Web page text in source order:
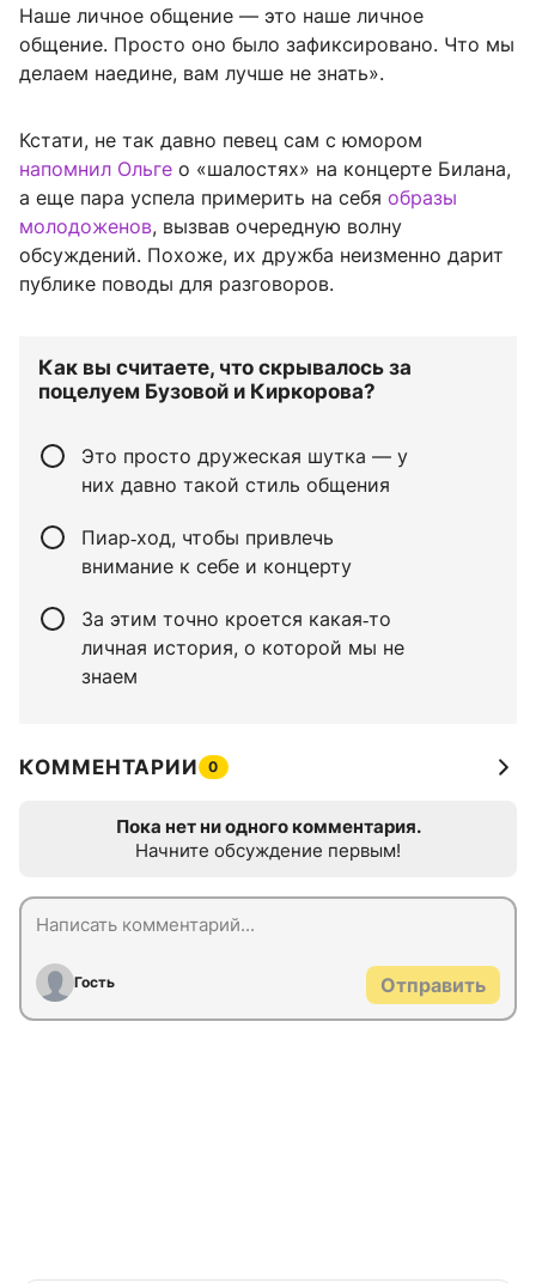
Наше личное общение — это наше личное
общение. Просто оно было зафиксировано. Что мы
делаем наедине, вам лучше не знать».
Кстати, не так давно певец сам с юмором
напомнил Ольге о «шалостях» на концерте Билана,
а еще пара успела примерить на себя образы
молодоженов, вызвав очередную волну
обсуждений. Похоже, их дружба неизменно дарит
публике поводы для разговоров.
Как вы считаете, что скрывалось за
поцелуем Бузовой и Киркорова?
Это просто дружеская шутка — у
них давно такой стиль общения
Пиар‑ход, чтобы привлечь
внимание к себе и концерту
За этим точно кроется какая‑то
личная история, о которой мы не
знаем
КОММЕНТАРИИ 0
Пока нет ни одного комментария.
Начните обсуждение первым!
Гость Отправить